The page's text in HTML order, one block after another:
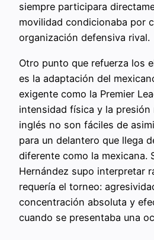
siempre participara
movilidad condicionaba por
organización defensiva rival.
Otro punto que refuerza los
es la adaptación del
exigente como la Premier
intensidad física y la
inglés no son fáciles de
para un delantero que llega
diferente como la mexicana.
Hernández supo interpretar
requería el torneo:
concentración absoluta y
cuando se presentaba una